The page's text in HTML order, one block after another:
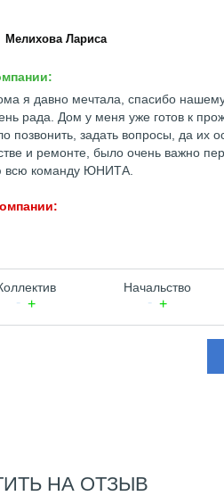
Мелихова Лариса
я давно мечтала, спасибо
рада. Дом у меня уже готов к
позвонить, задать вопросы, да их
и ремонте, было очень важно
всю команду ЮНИТА.
Начальство
НА ОТЗЫВ